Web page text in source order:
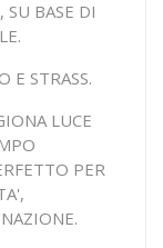
SU BASE DI
E STRASS.
LUCE
PER